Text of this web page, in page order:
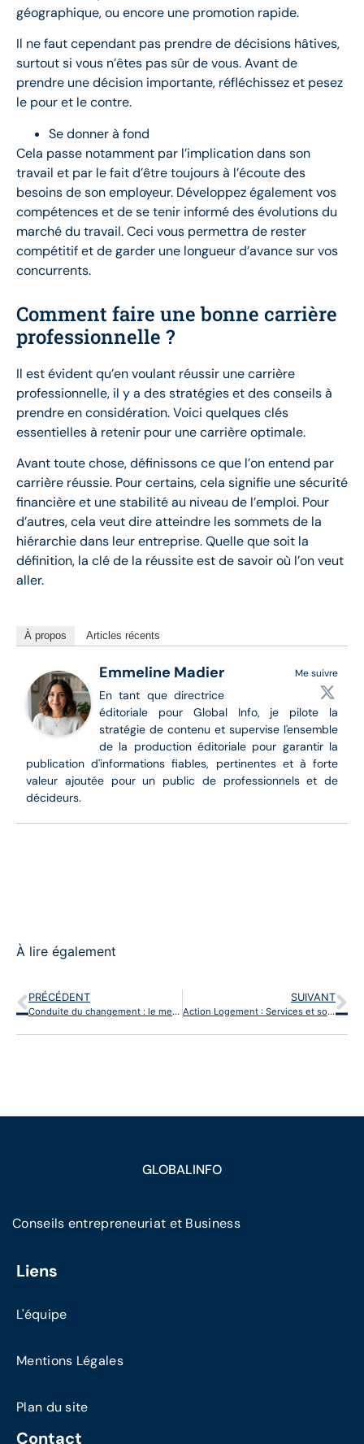
géographique, ou encore une promotion rapide.
Il ne faut cependant pas prendre de décisions hâtives,
surtout si vous n’êtes pas sûr de vous. Avant de
prendre une décision importante, réfléchissez et pesez
le pour et le contre.
Se donner à fond
Cela passe notamment par l’implication dans son
travail et par le fait d’être toujours à l’écoute des
besoins de son employeur. Développez également vos
compétences et de se tenir informé des évolutions du
marché du travail. Ceci vous permettra de rester
compétitif et de garder une longueur d’avance sur vos
concurrents.
Comment faire une bonne carrière
professionnelle ?
Il est évident qu’en voulant réussir une carrière
professionnelle, il y a des stratégies et des conseils à
prendre en considération. Voici quelques clés
essentielles à retenir pour une carrière optimale.
Avant toute chose, définissons ce que l’on entend par
carrière réussie. Pour certains, cela signifie une sécurité
financière et une stabilité au niveau de l’emploi. Pour
d’autres, cela veut dire atteindre les sommets de la
hiérarchie dans leur entreprise. Quelle que soit la
définition, la clé de la réussite est de savoir où l’on veut
aller.
À propos Articles récents
Me suivre
Emmeline Madier
En tant que directrice
éditoriale pour Global Info, je pilote la
stratégie de contenu et supervise l'ensemble
de la production éditoriale pour garantir la
publication d'informations fiables, pertinentes et à forte
valeur ajoutée pour un public de professionnels et de
décideurs.
À lire également
PRÉCÉDENT
Conduite du changement : le meilleur moyen de survivre pour une entreprise
SUIVANT
Action Logement : Services et solutions pour votre logement et mobilité professionnelle
GLOBALINFO
Conseils entrepreneuriat et Business
Liens
L'équipe
Mentions Légales
Plan du site
Contact